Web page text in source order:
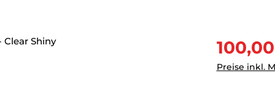
Verkaufspreis:
Preise inkl.